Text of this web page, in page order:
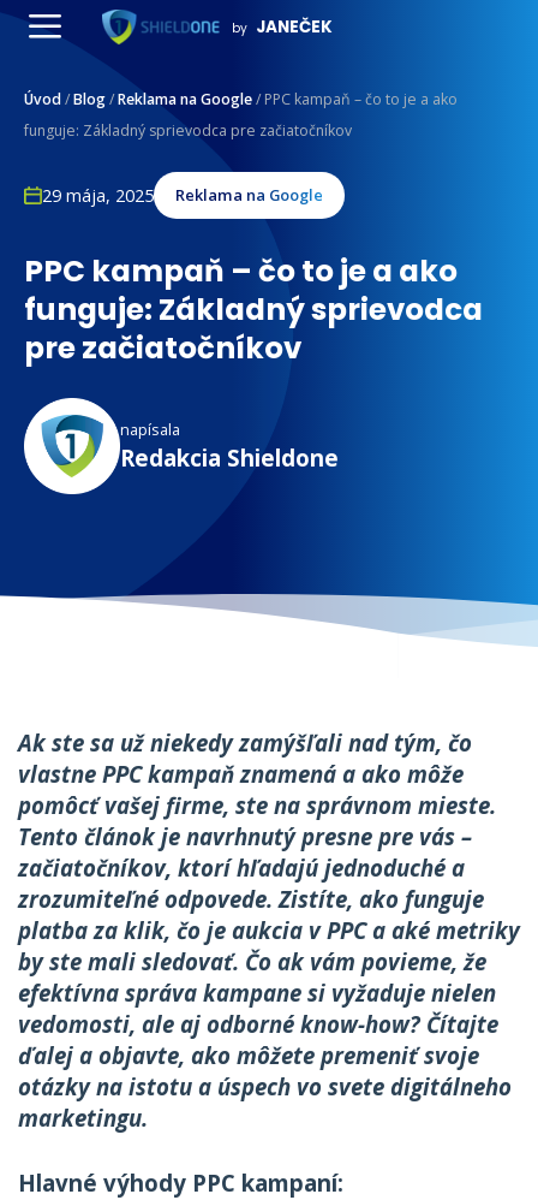
Preskočiť
Úvod/Blog/Reklama na Google/PPC kampaň – čo to je a ako
funguje: Základný sprievodca pre začiatočníkov
29 mája, 2025 Reklama na Google
PPC kampaň – čo to je a ako
funguje: Základný sprievodca
pre začiatočníkov
napísala
Redakcia Shieldone
by JANEČEK
Ak ste sa už niekedy zamýšľali nad tým, čo
vlastne PPC kampaň znamená a ako môže
pomôcť vašej firme, ste na správnom mieste.
Tento článok je navrhnutý presne pre vás –
začiatočníkov, ktorí hľadajú jednoduché a
zrozumiteľné odpovede. Zistíte, ako funguje
platba za klik, čo je aukcia v PPC a aké metriky
by ste mali sledovať. Čo ak vám povieme, že
efektívna správa kampane si vyžaduje nielen
vedomosti, ale aj odborné know-how? Čítajte
ďalej a objavte, ako môžete premeniť svoje
otázky na istotu a úspech vo svete digitálneho
marketingu.
Hlavné výhody PPC kampaní: